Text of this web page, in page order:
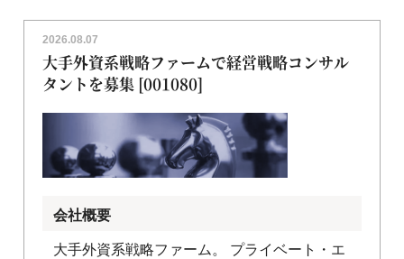
2026.08.07
大手外資系戦略ファームで経営戦略コンサル
タントを募集 [001080]
会社概要
大手外資系戦略ファーム。 プライベート・エ